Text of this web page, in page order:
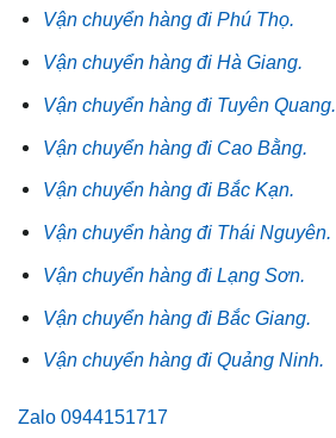
Vận chuyển hàng đi Phú Thọ.
Vận chuyển hàng đi Hà Giang.
Vận chuyển hàng đi Tuyên Quang.
Vận chuyển hàng đi Cao Bằng.
Vận chuyển hàng đi Bắc Kạn.
Vận chuyển hàng đi Thái Nguyên.
Vận chuyển hàng đi Lạng Sơn.
Vận chuyển hàng đi Bắc Giang.
Vận chuyển hàng đi Quảng Ninh.
Zalo 0944151717